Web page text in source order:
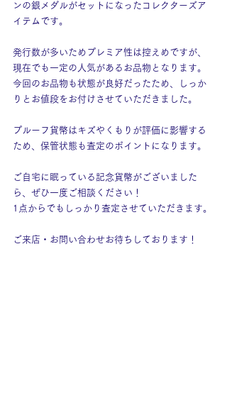
ンの銀メダルがセットになったコレクターズア
イテムです。
発行数が多いためプレミア性は控えめですが、
現在でも一定の人気があるお品物となります。
今回のお品物も状態が良好だったため、しっか
りとお値段をお付けさせていただきました。
プルーフ貨幣はキズやくもりが評価に影響する
ため、保管状態も査定のポイントになります。
ご自宅に眠っている記念貨幣がございました
ら、ぜひ一度ご相談ください！
1点からでもしっかり査定させていただきます。
ご来店・お問い合わせお待ちしております！